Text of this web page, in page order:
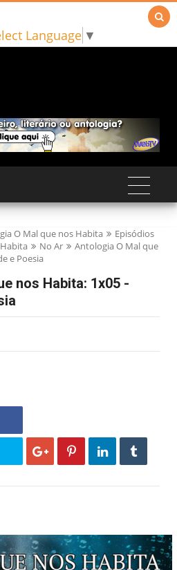
Language ▼

O Mal que nos Habita
Episódios
No Ar
Antologia O Mal que
e Poesia
nos Habita: 1x05 -